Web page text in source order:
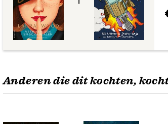
Anderen die dit kochten,